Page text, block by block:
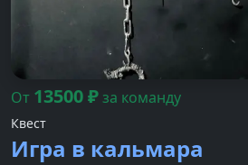
От 13500₽за команду
Квест
Игра в кальмара